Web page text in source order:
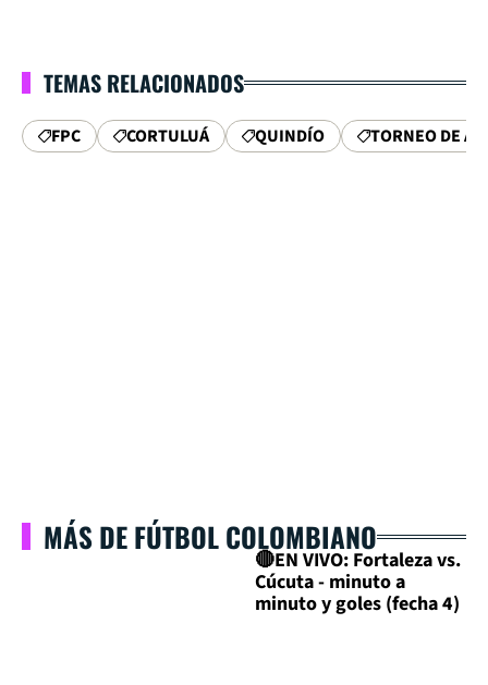
TEMAS RELACIONADOS
FPC CORTULUÁ QUINDÍO TORNEO DE
MÁS DE FÚTBOL COLOMBIANO
🔴EN VIVO: Fortaleza vs.
Cúcuta - minuto a
minuto y goles (fecha 4)